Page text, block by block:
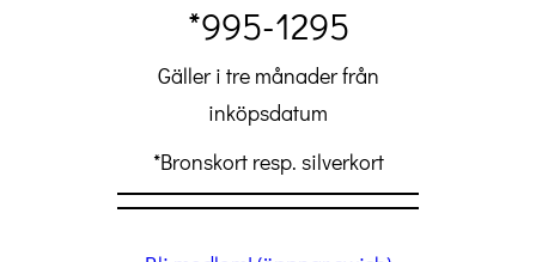
*995-1295
Gäller i tre månader från
inköpsdatum
*Bronskort resp. silverkort